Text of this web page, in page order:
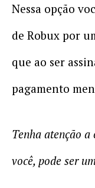
Nessa opção
de Robux por
que ao ser
pagamento
Tenha atenção
você, pode ser